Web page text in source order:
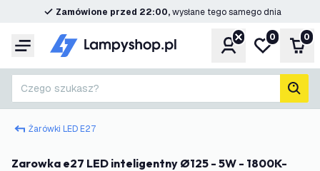
Zamówione przed 22:00,wysłane tego samego dnia
Menu KontoMoja lista
0 0
Czego szukasz?
Żarówki LED E27
Zarowka e27 LED inteligentny Ø125 - 5W - 1800K-